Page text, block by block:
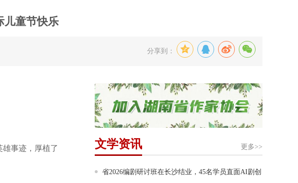
儿童节快乐
分享到：
事迹，厚植了
更多>>
文学资讯
省2026编剧研讨班在长沙结业，45名学员直面AI剧创